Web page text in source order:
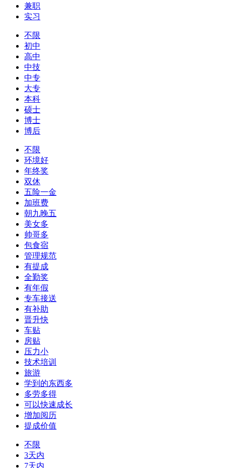
兼职
实习
不限
初中
高中
中技
中专
大专
本科
硕士
博士
博后
不限
环境好
年终奖
双休
五险一金
加班费
朝九晚五
美女多
帅哥多
包食宿
管理规范
有提成
全勤奖
有年假
专车接送
有补助
晋升快
车贴
房贴
压力小
技术培训
旅游
学到的东西多
多劳多得
可以快速成长
增加阅历
提成价值
不限
3天内
7天内